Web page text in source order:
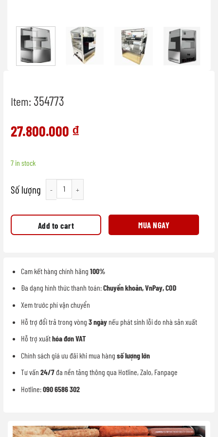
Item: 354773
27.800.000 ₫
7 in stock
Tủ Trưng bày giữ nóng thức ăn_Model HD-8TG quantity
Add to cart MUA NGAY
Cam kết hàng chính hãng 100%
Đa dạng hình thức thanh toán:Chuyển khoản, VnPay, COD
Xem trước phí vận chuyển
Hỗ trợ đổi trả trong vòng 3 ngày nếu phát sinh lỗi do nhà sản xuất
Hỗ trợ xuấthóa đơn VAT
Chính sách giá ưu đãi khi mua hàng số lượng lớn
Tư vấn 24/7đa nền tảng thông qua Hotline, Zalo, Fanpage
Hotline:090 6586 302